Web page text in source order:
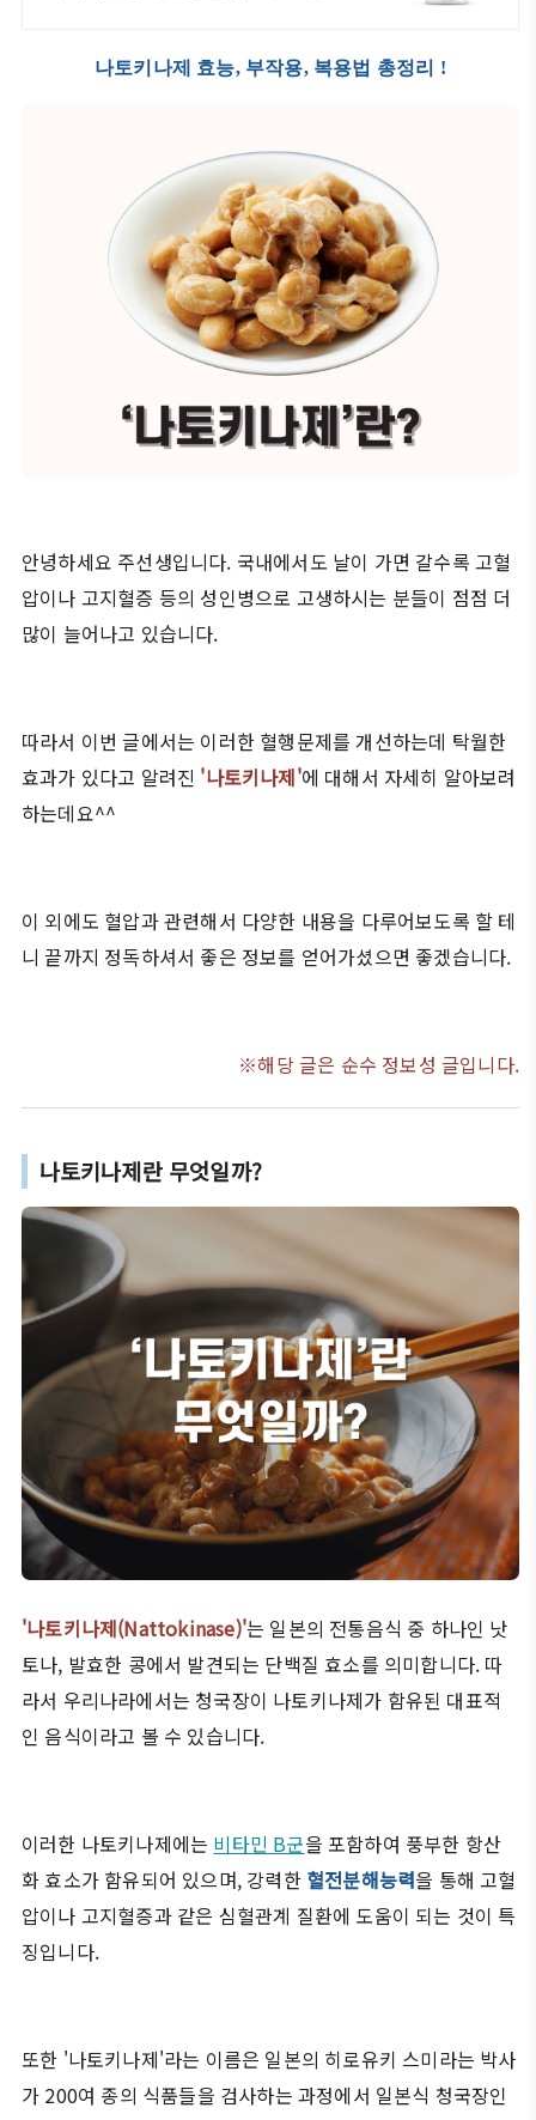
나토키나제 효능, 부작용, 복용법 총정리 !
안녕하세요 주선생입니다. 국내에서도 날이 가면 갈수록 고혈
압이나 고지혈증 등의 성인병으로 고생하시는 분들이 점점 더
많이 늘어나고 있습니다.
따라서 이번 글에서는 이러한 혈행문제를 개선하는데 탁월한
효과가 있다고 알려진 '나토키나제'에 대해서 자세히 알아보려
하는데요^^
이 외에도 혈압과 관련해서 다양한 내용을 다루어보도록 할 테
니 끝까지 정독하셔서 좋은 정보를 얻어가셨으면 좋겠습니다.
※해당 글은 순수 정보성 글입니다.
나토키나제란 무엇일까?
'나토키나제(Nattokinase)'는 일본의 전통음식 중 하나인 낫
토나, 발효한 콩에서 발견되는 단백질 효소를 의미합니다. 따
라서 우리나라에서는 청국장이 나토키나제가 함유된 대표적
인 음식이라고 볼 수 있습니다.
이러한 나토키나제에는 비타민 B군을 포함하여 풍부한 항산
화 효소가 함유되어 있으며, 강력한 혈전분해능력을 통해 고혈
압이나 고지혈증과 같은 심혈관계 질환에 도움이 되는 것이 특
징입니다.
또한 '나토키나제'라는 이름은 일본의 히로유키 스미라는 박사
가 200여 종의 식품들을 검사하는 과정에서 일본식 청국장인